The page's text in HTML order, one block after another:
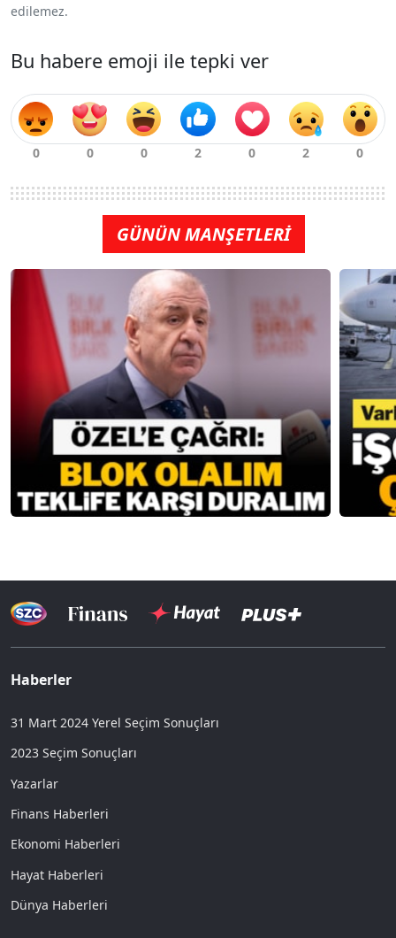
edilemez.
Bu habere emoji ile tepki ver
GÜNÜN MANŞETLERİ
Haberler
31 Mart 2024 Yerel Seçim Sonuçları
2023 Seçim Sonuçları
Yazarlar
Finans Haberleri
Ekonomi Haberleri
Hayat Haberleri
Dünya Haberleri